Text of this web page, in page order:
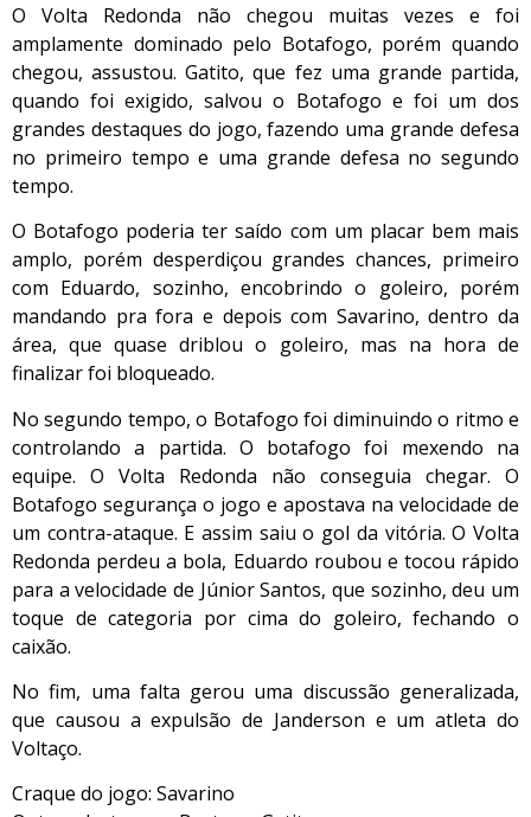
O Volta Redonda não chegou muitas vezes e foi
amplamente dominado pelo Botafogo, porém quando
chegou, assustou. Gatito, que fez uma grande partida,
quando foi exigido, salvou o Botafogo e foi um dos
grandes destaques do jogo, fazendo uma grande defesa
no primeiro tempo e uma grande defesa no segundo
tempo.
O Botafogo poderia ter saído com um placar bem mais
amplo, porém desperdiçou grandes chances, primeiro
com Eduardo, sozinho, encobrindo o goleiro, porém
mandando pra fora e depois com Savarino, dentro da
área, que quase driblou o goleiro, mas na hora de
finalizar foi bloqueado.
No segundo tempo, o Botafogo foi diminuindo o ritmo e
controlando a partida. O botafogo foi mexendo na
equipe. O Volta Redonda não conseguia chegar. O
Botafogo segurança o jogo e apostava na velocidade de
um contra-ataque. E assim saiu o gol da vitória. O Volta
Redonda perdeu a bola, Eduardo roubou e tocou rápido
para a velocidade de Júnior Santos, que sozinho, deu um
toque de categoria por cima do goleiro, fechando o
caixão.
No fim, uma falta gerou uma discussão generalizada,
que causou a expulsão de Janderson e um atleta do
Voltaço.
Craque do jogo: Savarino